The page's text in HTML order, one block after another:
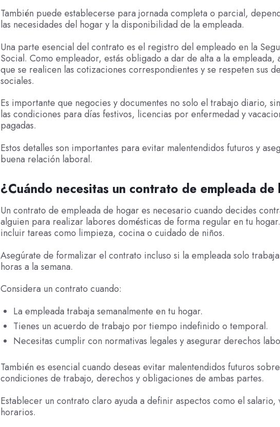
También puede establecerse para jornada completa o parcial,
las necesidades del hogar y la disponibilidad de la empleada.
Una parte esencial del contrato es el registro del empleado en la
Social. Como empleador, estás obligado a dar de alta a la empleada,
que se realicen las cotizaciones correspondientes y se respeten sus
sociales.
Es importante que negocies y documentes no solo el trabajo diario,
las condiciones para días festivos, licencias por enfermedad y
pagadas.
Estos detalles son importantes para evitar malentendidos futuros y
buena relación laboral.
¿Cuándo necesitas un contrato de empleada de
Un contrato de empleada de hogar es necesario cuando decides
alguien para realizar labores domésticas de forma regular en tu
incluir tareas como limpieza, cocina o cuidado de niños.
Asegúrate de formalizar el contrato incluso si la empleada solo
horas a la semana.
Considera un contrato cuando:
La empleada trabaja semanalmente en tu hogar.
Tienes un acuerdo de trabajo por tiempo indefinido o temporal.
Necesitas cumplir con normativas legales y asegurar derechos
También es esencial cuando deseas evitar malentendidos futuros sobre
condiciones de trabajo, derechos y obligaciones de ambas partes.
Establecer un contrato claro ayuda a definir aspectos como el salario,
horarios.